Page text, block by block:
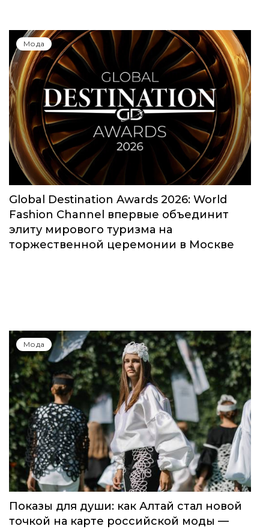
Мода
Global Destination Awards 2026: World
Fashion Channel впервые объединит
элиту мирового туризма на
торжественной церемонии в Москве
Мода
Показы для души: как Алтай стал новой
точкой на карте российской моды —